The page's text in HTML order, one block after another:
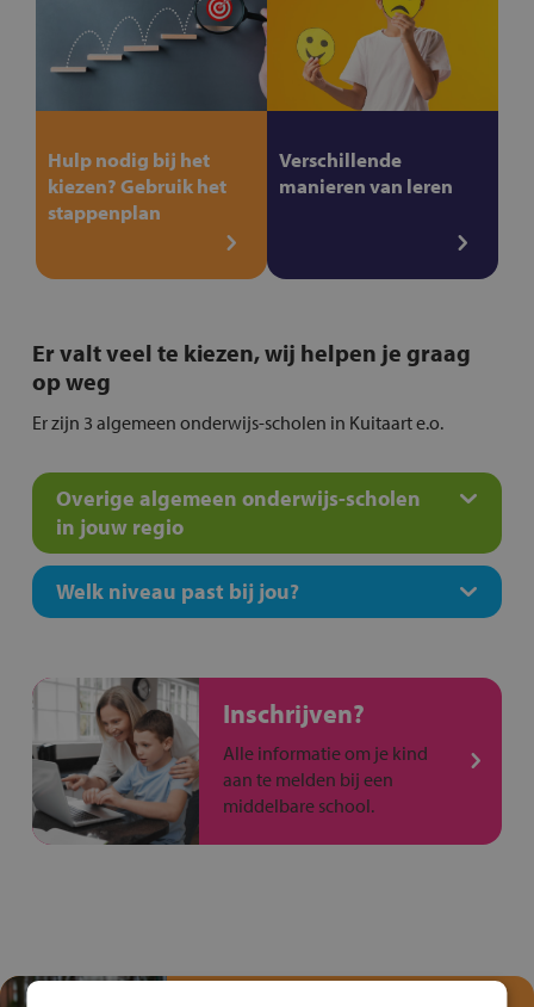
Hulp nodig bij het
kiezen? Gebruik het
stappenplan
Verschillende
manieren van leren
Er valt veel te kiezen, wij helpen je graag
op weg
Er zijn 3 algemeen onderwijs-scholen in Kuitaart e.o.
Overige algemeen onderwijs-scholen
in jouw regio
Welk niveau past bij jou?
Inschrijven?
Alle informatie om je kind
aan te melden bij een
middelbare school.